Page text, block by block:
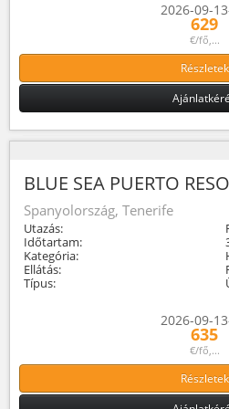
2026-09-
629
€/fő,...
Részletek
BLUE SEA PUERTO
Spanyolország, Tenerife
Utazás:
Időtartam:
Kategória:
Ellátás:
Típus:
2026-09-
635
€/fő,...
Részletek